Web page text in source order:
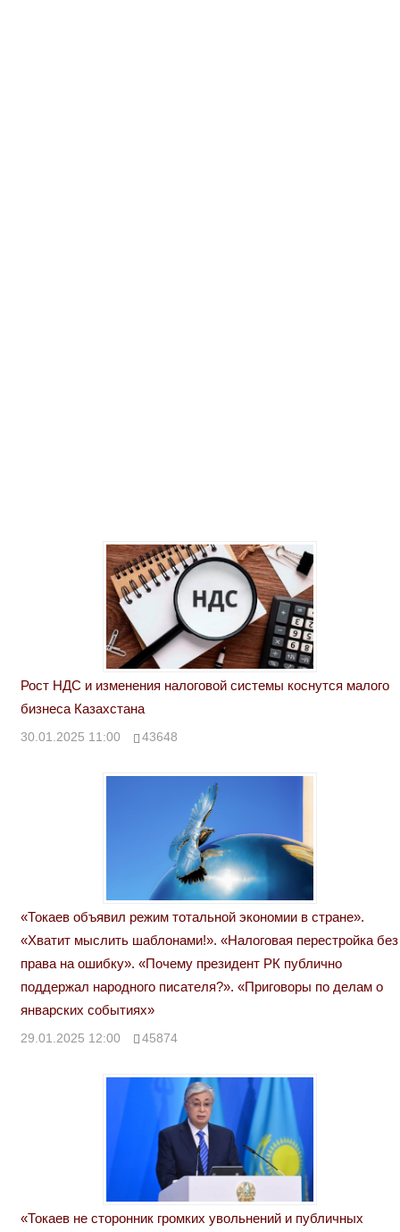
Рост НДС и изменения налоговой системы коснутся малого
бизнеса Казахстана
30.01.2025 11:00 43648
«Токаев объявил режим тотальной экономии в стране».
«Хватит мыслить шаблонами!». «Налоговая перестройка без
права на ошибку». «Почему президент РК публично
поддержал народного писателя?». «Приговоры по делам о
январских событиях»
29.01.2025 12:00 45874
«Токаев не сторонник громких увольнений и публичных